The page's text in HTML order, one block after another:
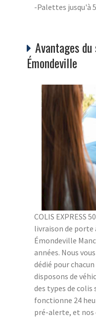
-Palettes jusqu'à
Avantages
Émondeville
COLIS EXPRESS
livraison de porte
Émondeville
années. Nous
dédié pour
disposons de
des types de colis
fonctionne 24
pré-alerte, et nos